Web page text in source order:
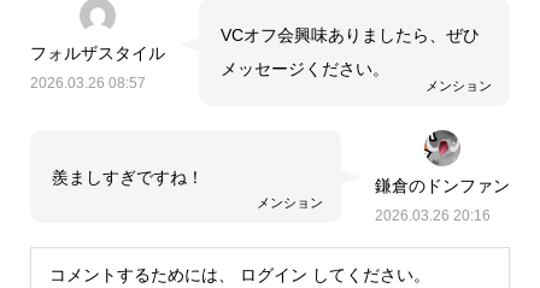
フォルザスタイル
2026.03.26 08:57 メンション
VCオフ会興味ありましたら、ぜひ
メッセージください。
鎌倉のドンファン
2026.03.26 20:16
メンション
羨ましすぎですね！
コメントするためには、 ログイン してください。